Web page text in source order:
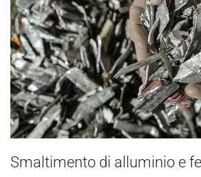
Smaltimento di alluminio e